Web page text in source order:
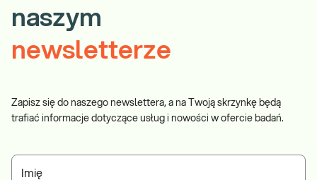
naszym
newsletterze
Zapisz się do naszego newslettera, a na Twoją skrzynkę będą
trafiać informacje dotyczące usług i nowości w ofercie badań.
Imię